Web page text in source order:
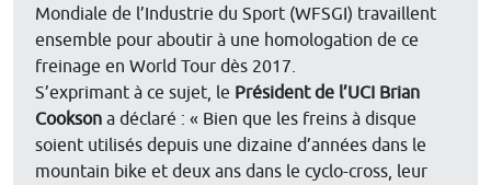
Mondiale de l’Industrie du Sport (WFSGI) travaillent
ensemble pour aboutir à une homologation de ce
freinage en World Tour dès 2017.
S’exprimant à ce sujet, le Président de l’UCI Brian
Cookson a déclaré : « Bien que les freins à disque
soient utilisés depuis une dizaine d’années dans le
mountain bike et deux ans dans le cyclo-cross, leur